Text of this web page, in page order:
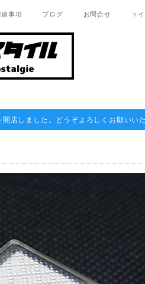
事項 ブログ お問合せ ト
店しました。どうぞよろしくお願いいた